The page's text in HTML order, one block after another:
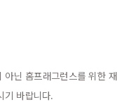
닌 홈프래그런스를 위한 재
기 바랍니다.